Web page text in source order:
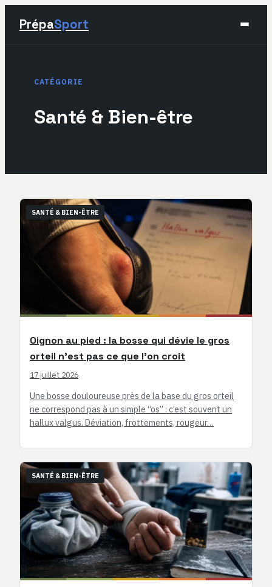
PrépaSport
CATÉGORIE
Santé & Bien-être
SANTÉ & BIEN-ÊTRE
Oignon au pied : la bosse qui dévie le gros
orteil n’est pas ce que l’on croit
17 juillet 2026
Une bosse douloureuse près de la base du gros orteil
ne correspond pas à un simple “os” : c’est souvent un
hallux valgus. Déviation, frottements, rougeur…
SANTÉ & BIEN-ÊTRE